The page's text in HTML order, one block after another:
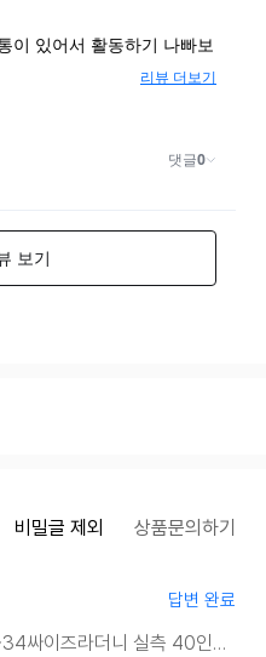
비밀글 제외 상품문의하기
답변 완료
2XL 너무커서 L싸이즈 교환 32~34싸이즈라더니 실측 40인치 나옵니다 이건 이해할수없네요 환불처리해주세요